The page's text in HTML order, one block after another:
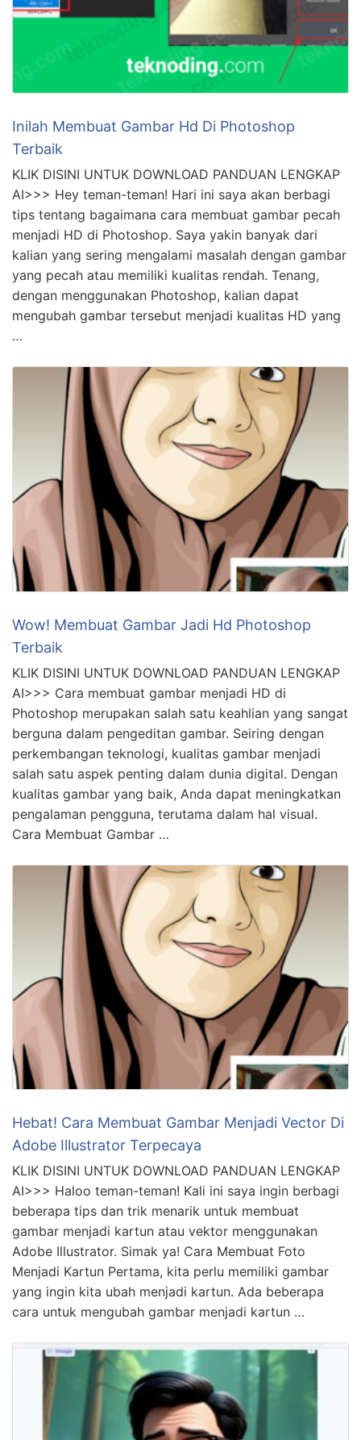
Inilah Membuat Gambar Hd Di Photoshop
Terbaik
KLIK DISINI UNTUK DOWNLOAD PANDUAN LENGKAP
AI>>> Hey teman-teman! Hari ini saya akan berbagi
tips tentang bagaimana cara membuat gambar pecah
menjadi HD di Photoshop. Saya yakin banyak dari
kalian yang sering mengalami masalah dengan gambar
yang pecah atau memiliki kualitas rendah. Tenang,
dengan menggunakan Photoshop, kalian dapat
mengubah gambar tersebut menjadi kualitas HD yang
…
Wow! Membuat Gambar Jadi Hd Photoshop
Terbaik
KLIK DISINI UNTUK DOWNLOAD PANDUAN LENGKAP
AI>>> Cara membuat gambar menjadi HD di
Photoshop merupakan salah satu keahlian yang sangat
berguna dalam pengeditan gambar. Seiring dengan
perkembangan teknologi, kualitas gambar menjadi
salah satu aspek penting dalam dunia digital. Dengan
kualitas gambar yang baik, Anda dapat meningkatkan
pengalaman pengguna, terutama dalam hal visual.
Cara Membuat Gambar …
Hebat! Cara Membuat Gambar Menjadi Vector Di
Adobe Illustrator Terpecaya
KLIK DISINI UNTUK DOWNLOAD PANDUAN LENGKAP
AI>>> Haloo teman-teman! Kali ini saya ingin berbagi
beberapa tips dan trik menarik untuk membuat
gambar menjadi kartun atau vektor menggunakan
Adobe Illustrator. Simak ya! Cara Membuat Foto
Menjadi Kartun Pertama, kita perlu memiliki gambar
yang ingin kita ubah menjadi kartun. Ada beberapa
cara untuk mengubah gambar menjadi kartun …